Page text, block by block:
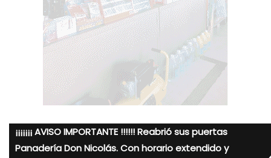
¡¡¡¡¡¡¡ AVISO IMPORTANTE !!!!!! Reabrió sus puertas
Panadería Don Nicolás. Con horario extendido y